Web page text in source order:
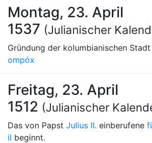
Montag, 23. April
1537 (Julianischer
Gründung der kolumbianischen Stadt
ompóx
Freitag, 23. April
1512 (Julianischer
Das von Papst Julius II. einberufene
il beginnt.